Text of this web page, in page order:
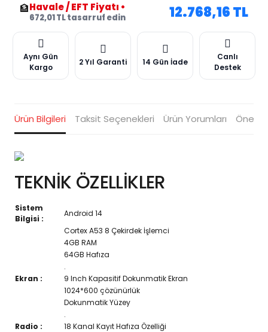
🏦Havale / EFT Fiyatı •
672,01 TL tasarruf edin 12.768,16 TL
Aynı Gün
Kargo
2 Yıl Garanti 14 Gün İade
Canlı
Destek
Ürün Bilgileri Taksit Seçenekleri Ürün Yorumları
TEKNİK ÖZELLİKLER
Sistem
Bilgisi :
Android 14
Cortex A53 8 Çekirdek İşlemci
4GB RAM
64GB Hafıza
.
Ekran :
9 Inch Kapasitif Dokunmatik Ekran
1024*600 çözünürlük
Dokunmatik Yüzey
.
Radio :
18 Kanal Kayıt Hafıza Özelliği